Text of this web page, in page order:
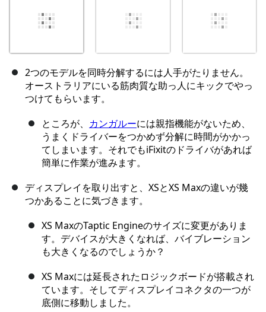
2つのモデルを同時分解するには人手がたりません。
オーストラリアにいる筋肉質な助っ人にキックでやっ
つけてもらいます。
ところが、 カンガルーには親指機能がないため、
うまくドライバーをつかめず分解に時間がかかっ
てしまいます。それでもiFixitのドライバがあれば
簡単に作業が進みます。
ディスプレイを取り出すと、XSとXS Maxの違いが幾
つかあることに気づきます。
XS MaxのTaptic Engineのサイズに変更がありま
す。デバイスが大きくなれば、バイブレーション
も大きくなるのでしょうか？
XS Maxには延長されたロジックボードが搭載され
ています。そしてディスプレイコネクタの一つが
底側に移動しました。